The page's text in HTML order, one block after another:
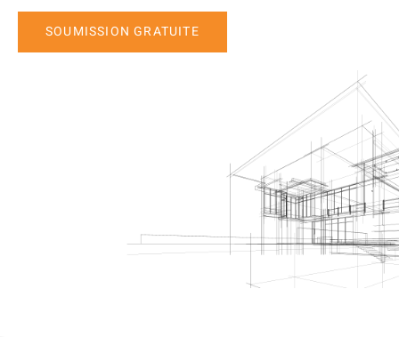
SOUMISSION GRATUITE